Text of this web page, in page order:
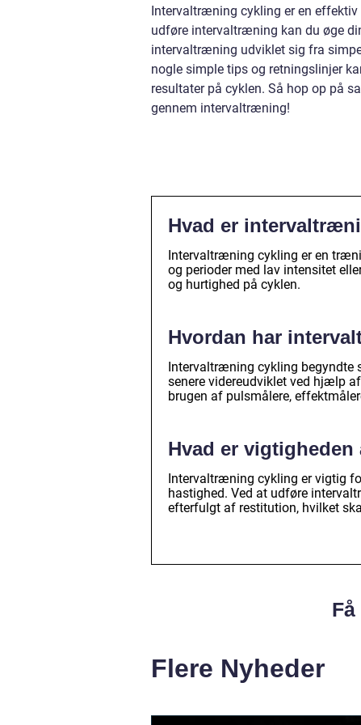
Intervaltræning cykling er en
udføre intervaltræning kan du øge
intervaltræning udviklet sig fra
nogle simple tips og retningslinjer
resultater på cyklen. Så hop op på
gennem intervaltræning!
Hvad er
Intervaltræning cykling er en
og perioder med lav intensitet
og hurtighed på cyklen.
Hvordan har
Intervaltræning cykling begyndte
senere videreudviklet ved hjælp
brugen af pulsmålere,
Hvad er
Intervaltræning cykling er vigtig
hastighed. Ved at udføre
efterfulgt af restitution, hvilket
Flere Nyheder